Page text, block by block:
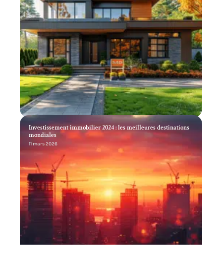
Investissement immobilier 2024 : les meilleures destinations
mondiales
11 mars 2026